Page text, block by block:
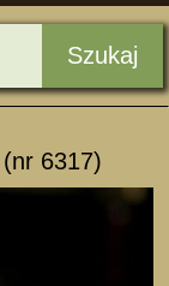
Szukaj
6317)